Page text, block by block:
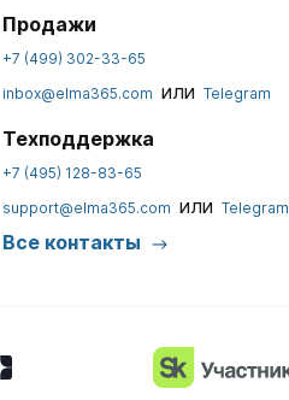
Продажи
+7 (499) 302-33-65
inbox@elma365.com или Telegram
Техподдержка
+7 (495) 128-83-65
support@elma365.com или Telegram
Все контакты